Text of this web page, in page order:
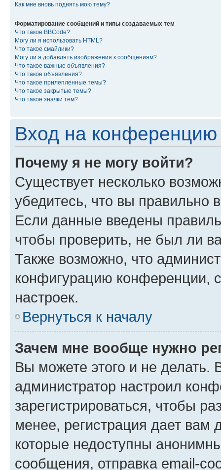
Как мне вновь поднять мою тему?
Форматирование сообщений и типы создаваемых тем
Что такое BBCode?
Могу ли я использовать HTML?
Что такое смайлики?
Могу ли я добавлять изображения к сообщениям?
Что такое важные объявления?
Что такое объявления?
Что такое прилепленные темы?
Что такое закрытые темы?
Что такое значки тем?
Вход на конференцию
Почему я не могу войти?
Существует несколько
убедитесь, что вы правильно
Если данные введены
чтобы проверить, не был ли
Также возможно, что
конфигурацию конференции,
настроек.
Вернуться к началу
Зачем мне вообще нужно
Вы можете этого и не делать.
администратор настроил
зарегистрироваться, чтобы
менее, регистрация дает вам
которые недоступны
сообщения, отправка email-